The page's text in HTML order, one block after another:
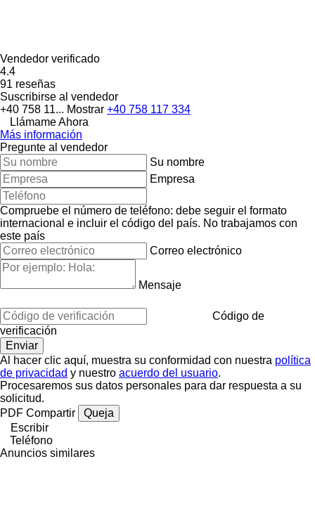
Vendedor verificado
4.4
91 reseñas
Suscribirse al vendedor
+40 758 11... Mostrar +40 758 117 334
Llámame Ahora
Más información
Pregunte al vendedor
Su nombre
Empresa
Compruebe el número de teléfono: debe seguir el formato
internacional e incluir el código del país. No trabajamos con
este país
Correo electrónico
Mensaje
Código de
verificación
Al hacer clic aquí, muestra su conformidad con nuestra política
de privacidad y nuestro acuerdo del usuario.
Procesaremos sus datos personales para dar respuesta a su
solicitud.
PDF Compartir
Queja
Escribir
Teléfono
Anuncios similares